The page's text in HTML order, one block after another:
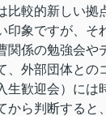
比較的新しい
印象ですが、そ
関係の勉強会
、外部団体との
生歓迎会）に
から判断する